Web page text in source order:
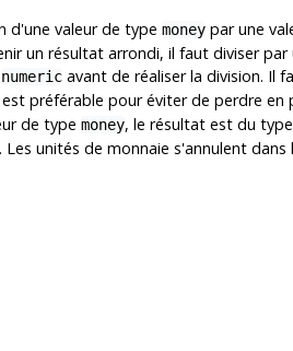
d'une valeur de type moneypar une
un résultat arrondi, il faut diviser
numericavant de réaliser la division. Il
préférable pour éviter de perdre en
de type money, le résultat est du
Les unités de monnaie s'annulent dans